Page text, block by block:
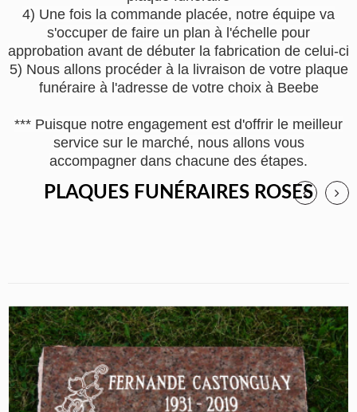
4) Une fois la commande placée, notre équipe va
s'occuper de faire un plan à l'échelle pour
approbation avant de débuter la fabrication de celui-ci
5) Nous allons procéder à la livraison de votre plaque
funéraire à l'adresse de votre choix à Beebe
*** Puisque notre engagement est d'offrir le meilleur
service sur le marché, nous allons vous
accompagner dans chacune des étapes.
PLAQUES FUNÉRAIRES ROSES